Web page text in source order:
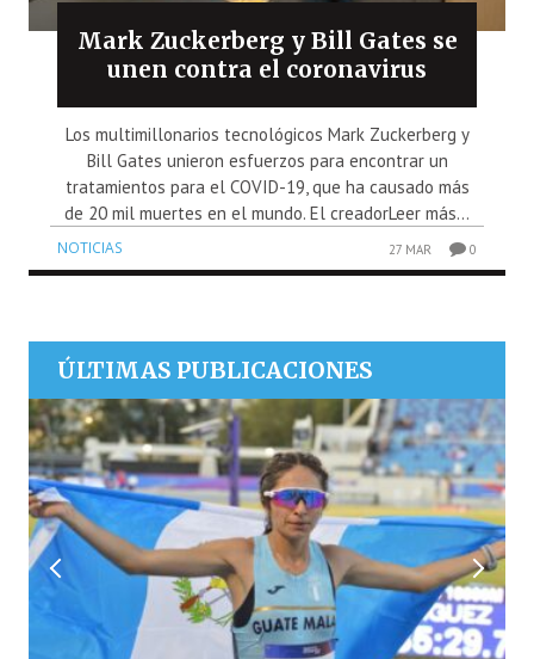
Mark Zuckerberg y Bill Gates se
unen contra el coronavirus
Los multimillonarios tecnológicos Mark Zuckerberg y
Bill Gates unieron esfuerzos para encontrar un
tratamientos para el COVID-19, que ha causado más
de 20 mil muertes en el mundo. El creadorLeer más...
NOTICIAS 27 MAR 0
ÚLTIMAS PUBLICACIONES